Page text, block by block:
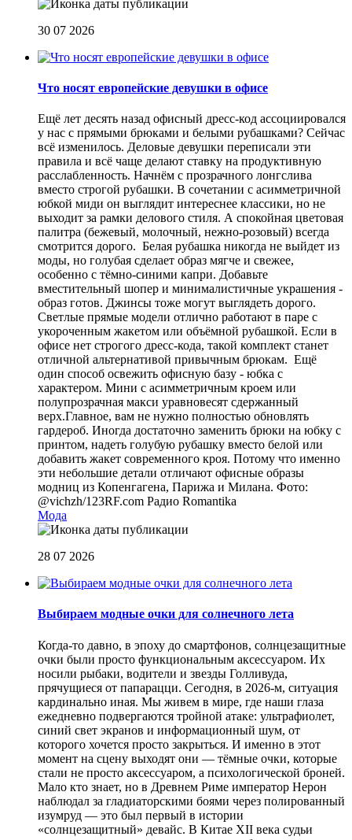
30 07 2026
Что носят европейские девушки в офисе
Ещё лет десять назад офисный дресс-код ассоциировался
у нас с прямыми брюками и белыми рубашками? Сейчас
всё изменилось. Деловые девушки переписали эти
правила и всё чаще делают ставку на продуктивную
расслабленность. Начнём с прозрачного лонгслива
вместо строгой рубашки. В сочетании с асимметричной
юбкой миди он выглядит интереснее классики, но не
выходит за рамки делового стиля. А спокойная цветовая
палитра (бежевый, молочный, нежно-розовый) всегда
смотрится дорого. Белая рубашка никогда не выйдет из
моды, но голубая сделает образ мягче и свежее,
особенно с тёмно-синими капри. Добавьте
вместительный шопер и минималистичные украшения -
образ готов. Джинсы тоже могут выглядеть дорого.
Светлые прямые модели отлично работают в паре с
укороченным жакетом или объёмной рубашкой. Если в
офисе нет строгого дресс-кода, такой комплект станет
отличной альтернативой привычным брюкам. Ещё
один способ освежить офисную базу - юбка с
характером. Мини с асимметричным кроем или
полупрозрачная макси уравновесят сдержанный
верх.Главное, вам не нужно полностью обновлять
гардероб. Иногда достаточно заменить брюки на юбку с
принтом, надеть голубую рубашку вместо белой или
добавить жакет современного кроя. Потому что именно
эти небольшие детали отличают офисные образы
модниц из Копенгагена, Парижа и Милана. Фото:
@vichzh/123RF.com Радио Romantika
Мода
28 07 2026
Выбираем модные очки для солнечного лета
Когда-то давно, в эпоху до смартфонов, солнцезащитные
очки были просто функциональным аксессуаром. Их
носили рыбаки, водители и звезды Голливуда,
прячущиеся от папарацци. Сегодня, в 2026-м, ситуация
кардинально иная. Мы живем в мире, где наши глаза
ежедневно подвергаются тройной атаке: ультрафиолет,
синий свет экранов и информационный шум, от
которого хочется просто закрыться. И именно в этот
момент на сцену выходят они — тёмные очки, которые
стали не просто аксессуаром, а психологической броней.
Мало кто знает, но в Древнем Риме император Нерон
наблюдал за гладиаторскими боями через полированный
изумруд — это был первый в истории
«солнцезащитный» девайс. В Китае XII века судьи